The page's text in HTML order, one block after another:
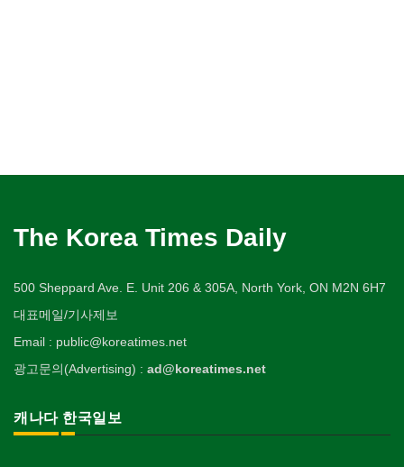
The Korea Times Daily
500 Sheppard Ave. E. Unit 206 & 305A, North York, ON M2N 6H7
대표메일/기사제보
Email : public@koreatimes.net
광고문의(Advertising) : ad@koreatimes.net
캐나다 한국일보